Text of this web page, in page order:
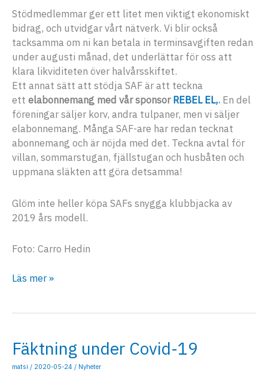
Stödmedlemmar ger ett litet men viktigt ekonomiskt
bidrag, och utvidgar vårt nätverk. Vi blir också
tacksamma om ni kan betala in terminsavgiften redan
under augusti månad, det underlättar för oss att
klara likviditeten över halvårsskiftet.
Ett annat sätt att stödja SAF är att teckna
ett elabonnemang med vår sponsorREBEL EL,. En del
föreningar säljer korv, andra tulpaner, men vi säljer
elabonnemang. Många SAF-are har redan tecknat
abonnemang och är nöjda med det. Teckna avtal för
villan, sommarstugan, fjällstugan och husbåten och
uppmana släkten att göra detsamma!
Glöm inte heller köpa SAFs snygga klubbjacka av
2019 års modell.
Foto: Carro Hedin
Välkommen
fäktår
2020-
Läs mer »
Fäktning under Covid-19
matsi / 2020-05-24 / Nyheter